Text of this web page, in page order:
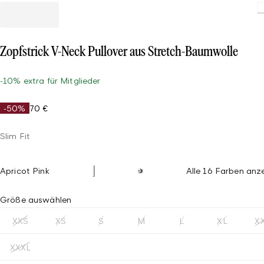
Zopfstrick V-Neck Pullover aus Stretch-Baumwolle
-10% extra für Mitglieder
-50% 70 €
Slim Fit
Apricot Pink Alle 16 Farben
Größe auswählen
XXS XS S M L XL
XXXL